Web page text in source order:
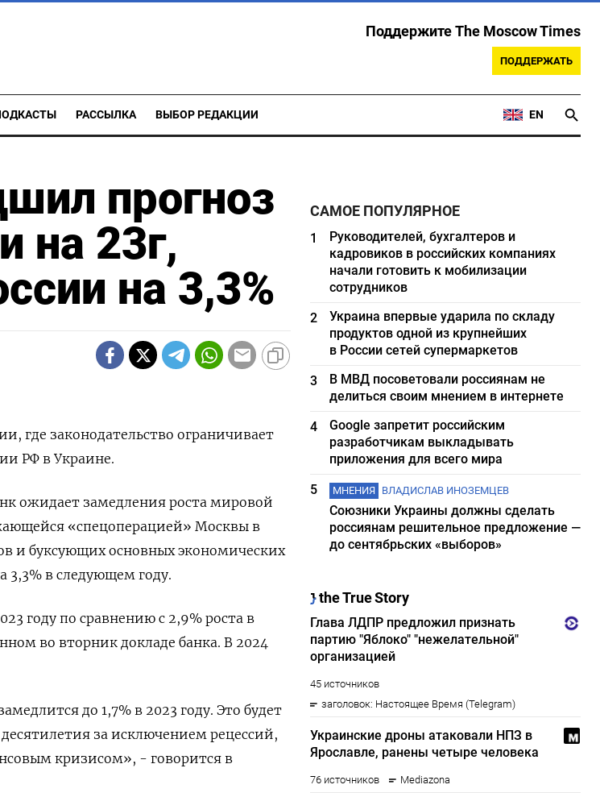
Поддержите The Moscow Times
ПОДДЕРЖАТЬ
РАССЫЛКА ВЫБОР РЕДАКЦИИ EN
прогноз
на 23г,
на 3,3%
где законодательство ограничивает
РФ в Украине.
ожидает замедления роста мировой
«спецоперацией» Москвы в
и буксующих основных экономических
3,3% в следующем году.
году по сравнению с 2,9% роста в
во вторник докладе банка. В 2024
до 1,7% в 2023 году. Это будет
за исключением рецессий,
кризисом», - говорится в
САМОЕ ПОПУЛЯРНОЕ
1
Руководителей, бухгалтеров и
кадровиков в российских компаниях
начали готовить к мобилизации
сотрудников
2
Украина впервые ударила по складу
продуктов одной из крупнейших
в России сетей супермаркетов
3
В МВД посоветовали россиянам не
делиться своим мнением в интернете
4
Google запретит российским
разработчикам выкладывать
приложения для всего мира
5
МНЕНИЯ ВЛАДИСЛАВ ИНОЗЕМЦЕВ
Союзники Украины должны сделать
россиянам решительное предложение —
до сентябрьских «выборов»